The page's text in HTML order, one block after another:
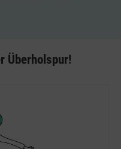
Überholspur!